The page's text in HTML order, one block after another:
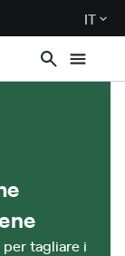
IT
tagliare i